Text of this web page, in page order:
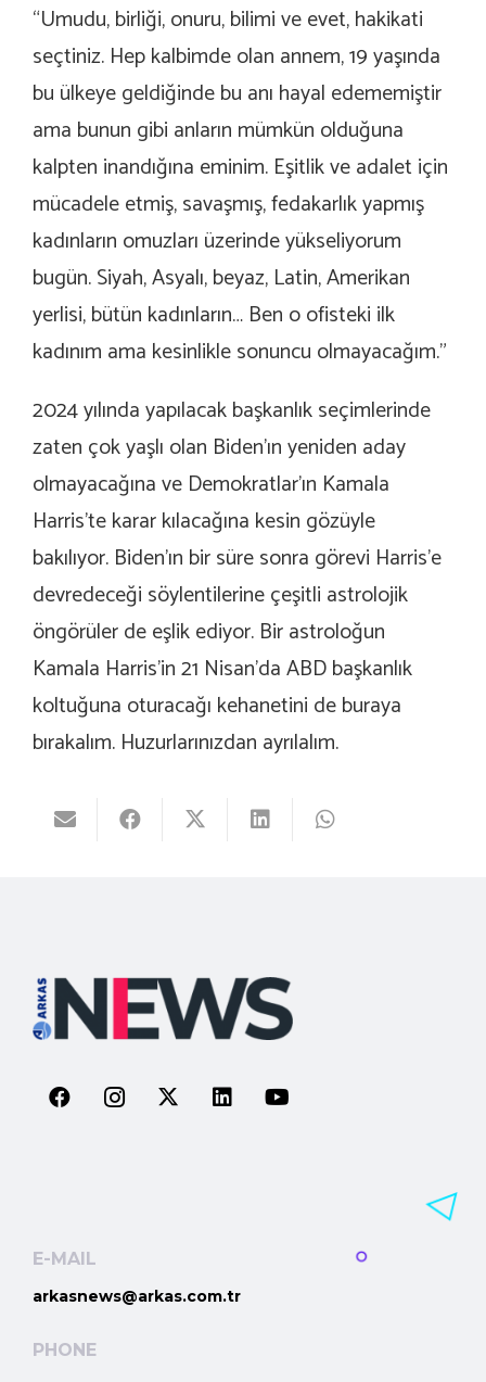
“Umudu, birliği, onuru, bilimi ve evet, hakikati
seçtiniz. Hep kalbimde olan annem, 19 yaşında
bu ülkeye geldiğinde bu anı hayal edememiştir
ama bunun gibi anların mümkün olduğuna
kalpten inandığına eminim. Eşitlik ve adalet için
mücadele etmiş, savaşmış, fedakarlık yapmış
kadınların omuzları üzerinde yükseliyorum
bugün. Siyah, Asyalı, beyaz, Latin, Amerikan
yerlisi, bütün kadınların… Ben o ofisteki ilk
kadınım ama kesinlikle sonuncu olmayacağım.”
2024 yılında yapılacak başkanlık seçimlerinde
zaten çok yaşlı olan Biden’ın yeniden aday
olmayacağına ve Demokratlar’ın Kamala
Harris’te karar kılacağına kesin gözüyle
bakılıyor. Biden’ın bir süre sonra görevi Harris’e
devredeceği söylentilerine çeşitli astrolojik
öngörüler de eşlik ediyor. Bir astroloğun
Kamala Harris’in 21 Nisan’da ABD başkanlık
koltuğuna oturacağı kehanetini de buraya
bırakalım. Huzurlarınızdan ayrılalım.
E-MAIL
arkasnews@arkas.com.tr
PHONE